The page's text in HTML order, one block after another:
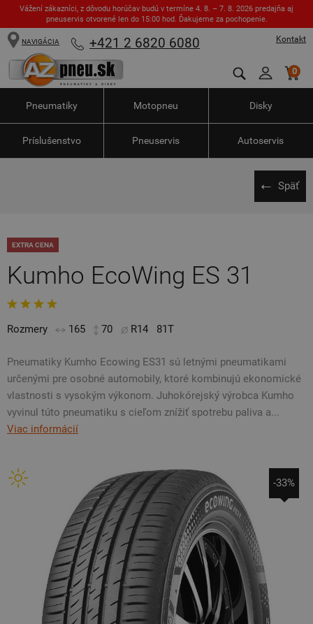
Vážení zákazníci, z dôvodu horúčav budú v termíne 4. 8. – 7. 8. 2026 predajňa aj
pneuservis otvorené len do 15:00 hod. Ďakujeme za pochopenie.
Kontakt
NAVIGÁCIA +421 2 6820 6080
0
Pneumatiky Motopneu Disky
Príslušenstvo Pneuservis Autoservis
Späť
EXTRA CENA
Kumho EcoWing ES 31
Rozmery 165 70 R14 81T
Pneumatiky Kumho Ecowing ES31 sú letnými pneumatikami
určenými pre osobné automobily, ktoré kombinujú ekonomické
vlastnosti s vysokým výkonom. Juhokórejský výrobca Kumho
vyvinul túto pneumatiku s cieľom znížiť spotrebu paliva a...
Viac informácií
-33%